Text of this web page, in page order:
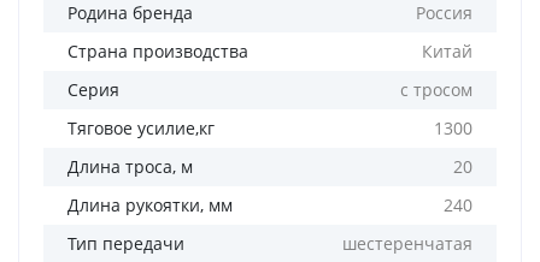
Родина бренда
Россия
Страна производства
Китай
Серия
с тросом
Тяговое усилие,кг
1300
Длина троса, м
20
Длина рукоятки, мм
240
Тип передачи
шестеренчатая